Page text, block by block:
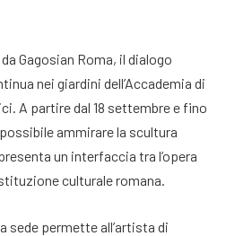
Gagosian Roma, il dialogo
nei giardini dell’Accademia di
A partire dal 18 settembre e fino
ammirare la scultura
un interfaccia tra l’opera
culturale romana.
sede permette all’artista di